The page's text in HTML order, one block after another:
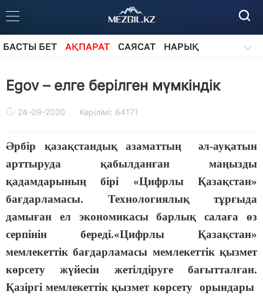
БАСТЫ БЕТ АҚПАРАТ САЯСАТ
НАРЫҚ
Egov – елге берілген мүмкіндік
24-09-2020 Көрілімі: 64171
Әрбір қазақстандық азаматтың әл-ауқатын
арттыруда қабылданған маңызды
қадамдарының бірі «Цифрлы Қазақстан»
бағдарламасы. Технологиялық тұрғыда
дамыған ел экономикасы барлық салаға өз
серпінін береді.«Цифрлы Қазақстан»
мемлекеттік бағдарламасы мемлекеттік қызмет
көрсету жүйесін жетілдіруге бағытталған.
Қазіргі мемлекеттік қызмет көрсету орындары